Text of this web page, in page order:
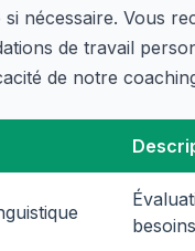
nécessaire. Vous
de travail
de notre
besoins